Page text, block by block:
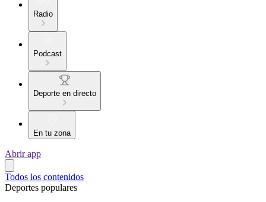
Radio
Podcast
Deporte en directo
En tu zona
Abrir app
Todos los contenidos
Deportes populares